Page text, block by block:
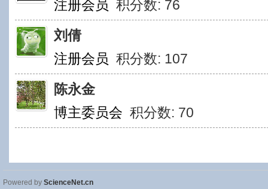
注册会员 积分数: 76
刘倩
注册会员 积分数: 107
陈永金
博主委员会 积分数: 70
Powered by ScienceNet.cn